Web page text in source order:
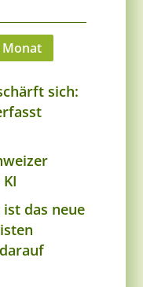
Monat
sich:
das neue